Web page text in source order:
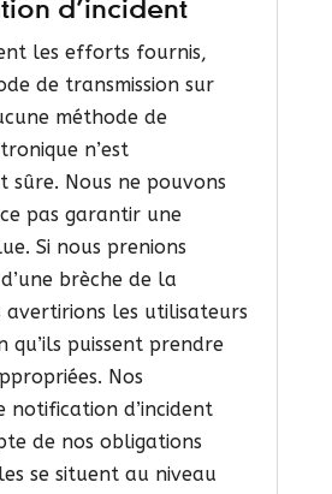
d’incident
les efforts fournis,
de transmission sur
méthode de
n’est
sûre. Nous ne pouvons
pas garantir une
Si nous prenions
brèche de la
avertirions les utilisateurs
qu’ils puissent prendre
Nos
notification d’incident
de nos obligations
se situent au niveau